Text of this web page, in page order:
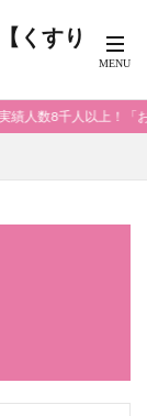
数8千人以上！「お